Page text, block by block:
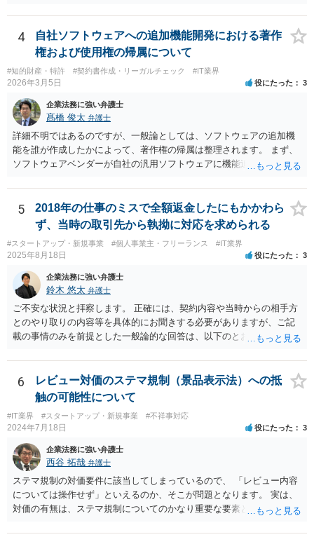
分だけでどれくらいの価値があるのか、が問題になります。 一般論は
以上で、より個別的なお話は、詳しい契約内容や開発内容を知る必要
と思います。
4
自社ソフトウェアへの追加機能開発における著作
権および使用権の帰属について
#知的財産・特許 #契約書作成・リーガルチェック #IT業界
2026年3月5日 役にたった 3
企業法務に強い弁護士
髙橋 俊太 弁護士
詳細不明ではあるのですが、一般論としては、ソフトウェアの追加機
能を誰が作成したかによって、著作権の帰属は整理されます。 まず、
ソフトウェアベンダーが自社の汎用ソフトウェアに機能追加を行った
の合意がない限り、追加部分を含めたプログラムの著作権は原則とし
てベンダーに帰属します。利用者が費用を負担している場合でも、そ
れだけで著作権が利用者に移転するわけではありません。 一方、利用
者側に認められるのは通常、その追加機能を含むソフトウェアを契約
の範囲内で利用する権利（使用許諾）にとどまることが多く、その具
体的な範囲は契約内容によって決まります。たとえば、当該利用者の
みが使用できるのか、ベンダーが他の顧客にも同様の機能を提供でき
るのか、といった点は契約によって調整されるのが一般的です。 ま
た、契約で特別の定めを設けることにより、追加機能の著作権を利用
者に帰属させる、あるいはベンダーに帰属させつつ利用者に独占的な
使用権を認めるといった整理をすることも可能です。 したがって、費
用負担のみをもって著作権の帰属が決まるものではなく、著作物を創
作した主体と、当事者間の契約内容によって決まると考えられます。
5
2018年の仕事のミスで全額返金したにもかかわら
ず、当時の取引先から執拗に対応を求められる
#スタートアップ・新規事業 #個人事業主・フリーランス #IT業界
2025年8月18日 役にたった 3
企業法務に強い弁護士
鈴木 悠太 弁護士
ご不安な状況と拝察します。 正確には、契約内容や当時からの相手方
とのやり取りの内容等を具体的にお聞きする必要がありますが、ご記
載の事情のみを前提とした一般論的な回答は、以下のとおりです。 ①
前の商事消滅時効、不法行為消滅時効）にかかっている可能性が高い
です。 ②相手方の報告要求については、法的には従う義務はないでし
ょう。 ③すでに対応は完了しており、もし相手方から今後具体的な法
的請求ないし措置がなされれば改めて検討するという方針でもよいよ
うに思われます。
6
レビュー対価のステマ規制（景品表示法）への抵
触の可能性について
#IT業界 #スタートアップ・新規事業 #不祥事対応
2024年7月18日 役にたった 3
企業法務に強い弁護士
西谷 拓哉 弁護士
ステマ規制の対価要件に該当してしまっているので、 「レビュー内容
については操作せず」といえるのか、そこが問題となります。 実は、
対価の有無は、ステマ規制についてのかなり重要な要素となります。
とを条件に割り引くサービスを提供していたケースですが、 明示的に